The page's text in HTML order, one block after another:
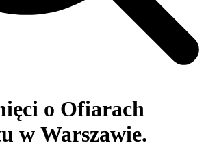
o Ofiarach
w Warszawie.